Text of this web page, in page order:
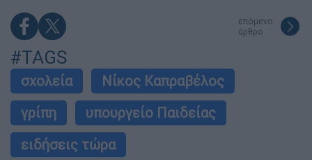
επόμενο
άρθρο
#TAGS
σχολεία
Νίκος Καπραβέλος
γρίπη
υπουργείο Παιδείας
ειδήσεις τώρα